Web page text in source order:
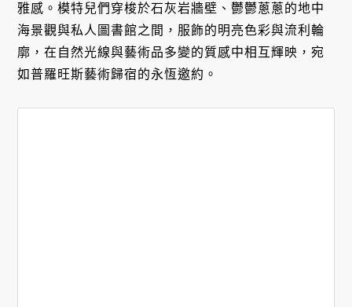
雅感。模特兒們穿梭於石灰岩牆壁、鬱鬱蔥蔥的地中
海景觀與私人圖書館之間，服飾的明亮色彩與流利輪
廓，在自然光線與藝術品多變的質感中相互輝映，宛
如普羅旺斯藝術歸宿的永恆邀約。